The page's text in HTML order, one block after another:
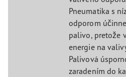
Pneumatika s
odporom
palivo, pretože
energie na
Palivová
zaradením do